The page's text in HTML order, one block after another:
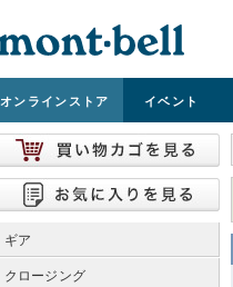
オンラインストア イベント
ギア
クロージング